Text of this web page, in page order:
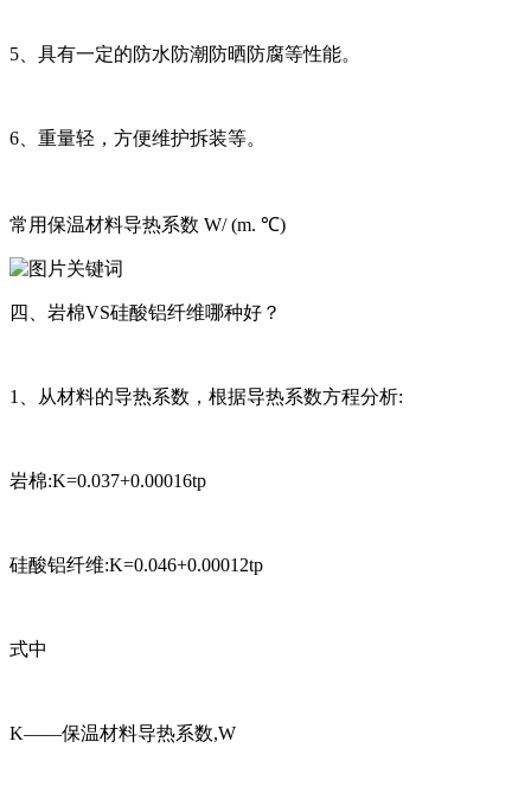
5、具有一定的防水防潮防晒防腐等性能。
6、重量轻，方便维护拆装等。
常用保温材料导热系数 W/ (m. ℃)
四、岩棉VS硅酸铝纤维哪种好？
1、从材料的导热系数，根据导热系数方程分析:
岩棉:Κ=0.037+0.00016tp
硅酸铝纤维:Κ=0.046+0.00012tp
式中
Κ——保温材料导热系数,W